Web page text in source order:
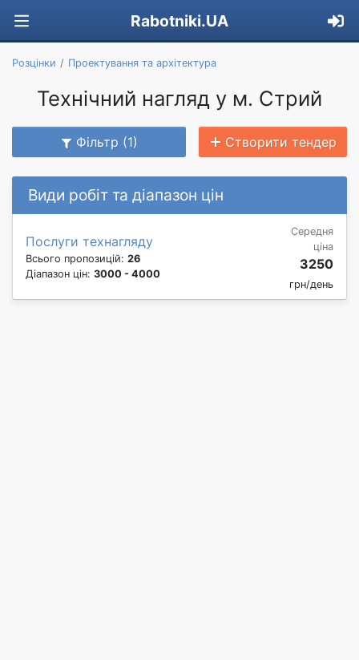
Rabotniki.UA
Розцінки Проектування та архітектура
Технічний нагляд у м. Стрий
Фільтр (1) Створити тендер
Види робіт та діапазон цін
Послуги технагляду
Всього пропозицій: 26
Діапазон цін: 3000 - 4000
Середня
ціна
3250
грн/день